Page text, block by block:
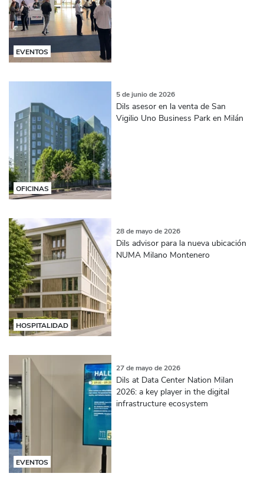
EVENTOS
OFICINAS
5 de junio de 2026
Dils asesor en la venta de San
Vigilio Uno Business Park en Milán
HOSPITALIDAD
28 de mayo de 2026
Dils advisor para la nueva ubicación
NUMA Milano Montenero
EVENTOS
27 de mayo de 2026
Dils at Data Center Nation Milan
2026: a key player in the digital
infrastructure ecosystem